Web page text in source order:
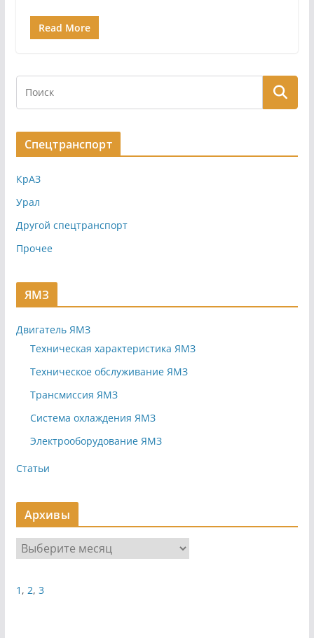
Read More
Спецтранспорт
КрАЗ
Урал
Другой спецтранспорт
Прочее
ЯМЗ
Двигатель ЯМЗ
Техническая характеристика ЯМЗ
Техническое обслуживание ЯМЗ
Трансмиссия ЯМЗ
Система охлаждения ЯМЗ
Электрооборудование ЯМЗ
Статьи
Архивы
р
и
1 , 2, 3